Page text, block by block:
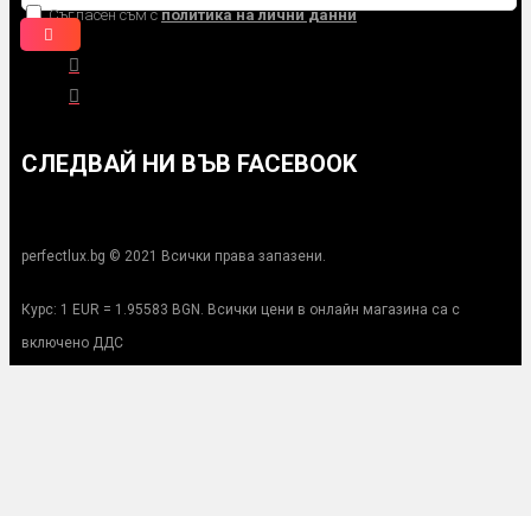
Съгласен съм сполитика на лични данни
СЛЕДВАЙ НИ ВЪВ FACEBOOK
perfectlux.bg © 2021 Всички права запазени.
Курс: 1 EUR = 1.95583 BGN. Всички цени в онлайн магазина са с
включено ДДС